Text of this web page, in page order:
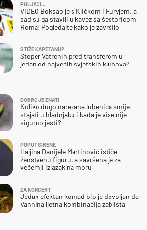
POLJACI...
VIDEO Boksao je s Kličkom i Furyjem, a
sad su ga stavili u kavez sa šestoricom
Roma! Pogledajte kako je završilo
STIŽE KAPETANU?
Stoper Vatrenih pred transferom u
jedan od najvećih svjetskih klubova?
DOBRO JE ZNATI
Koliko dugo narezana lubenica smije
stajati u hladnjaku i kada je više nije
sigurno jesti?
POPUT SIRENE
Haljina Danijele Martinović ističe
ženstvenu figuru, a savršena je za
večernji izlazak na moru
ZA KONCERT
Jedan efektan komad bio je dovoljan da
Vannina ljetna kombinacija zablista